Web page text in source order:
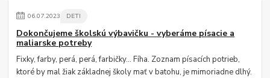
06.07.2023 DETI
Dokončujeme školskú výbavičku - vyberáme písacie a
maliarske potreby
Fixky, farby, perá, perá, farbičky... Fíha. Zoznam písacích potrieb,
ktoré by mal žiak základnej školy mať v batohu, je mimoriadne dlhý.